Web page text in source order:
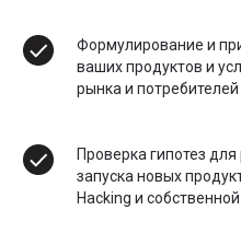
Формулирование и
ваших продуктов и
рынка и потребителей
Проверка гипотез
запуска новых
Hacking и